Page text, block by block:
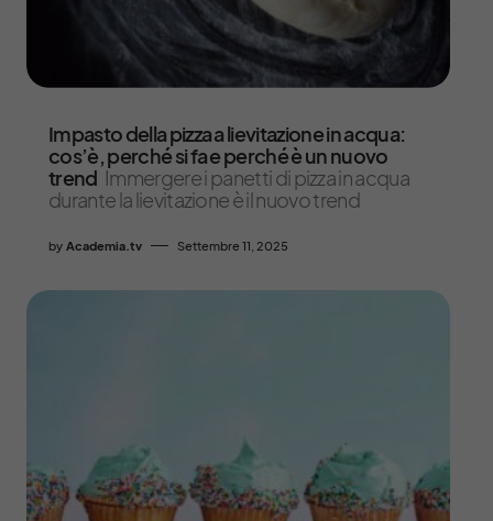
Impasto della pizza a lievitazione in acqua:
cos’è, perché si fa e perché è un nuovo
trend Immergere i panetti di pizza in acqua
durante la lievitazione è il nuovo trend
by Academia.tv Settembre 11, 2025